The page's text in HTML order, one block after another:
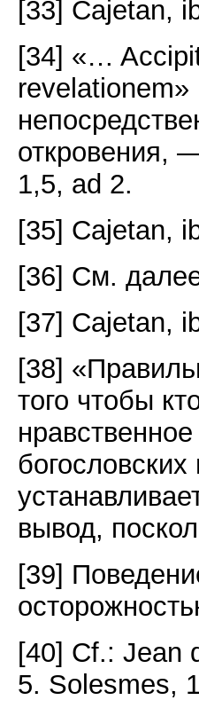
[33] Cajetan,
[34] «…
откровения,
1,5, ad 2.
[35] Cajetan,
[36] См.
[37] Cajetan,
[38]
того чтобы
вывод,
[39]
[40] Cf.: Jean
5. Solesmes,